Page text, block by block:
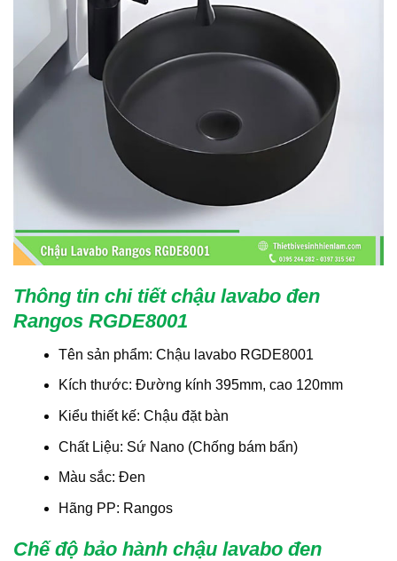
Thông tin chi tiết chậu lavabo đen
Rangos RGDE8001
Tên sản phẩm: Chậu lavabo RGDE8001
Kích thước: Đường kính 395mm, cao 120mm
Kiểu thiết kế: Chậu đặt bàn
Chất Liệu: Sứ Nano (Chống bám bẩn)
Màu sắc: Đen
Hãng PP: Rangos
Chế độ bảo hành chậu lavabo đen